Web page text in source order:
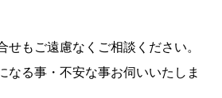
せもご遠慮なくご相談ください。
なる事・不安な事お伺いいたしま